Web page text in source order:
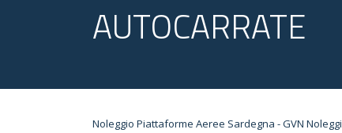
AUTOCARRATE
Noleggio Piattaforme Aeree Sardegna - GVN Noleggi